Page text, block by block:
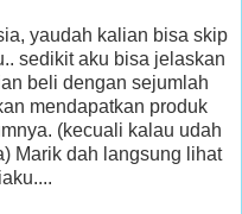
yaudah kalian bisa skip
sedikit aku bisa jelaskan
beli dengan sejumlah
mendapatkan produk
(kecuali kalau udah
Marik dah langsung lihat